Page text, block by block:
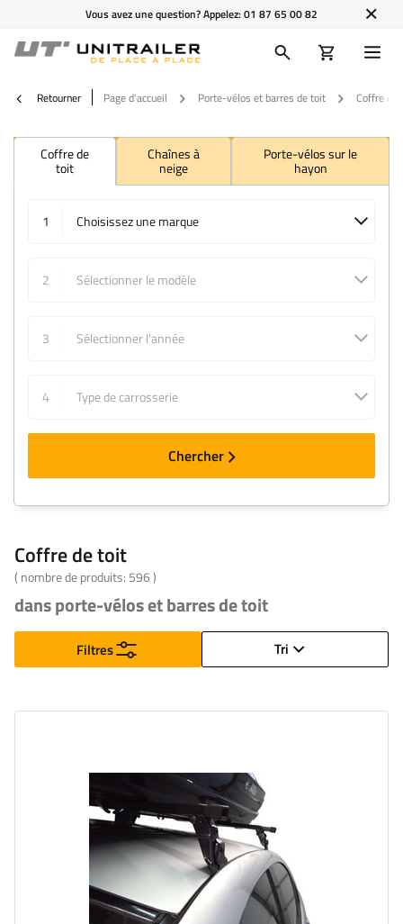
Vous avez une question? Appelez:01 87 65 00 82
Retourner Page d'accueil Porte-vélos et barres de toit Coffre de
Coffre de
toit
Chaînes à
neige
Porte-vélos sur le
hayon
1 Choisissez une marque
2 Sélectionner le modèle
3 Sélectionner l'année
4 Type de carrosserie
Chercher
Coffre de toit
( nombre de produits: 596)
dans porte-vélos et barres de toit
Tri
Filtres